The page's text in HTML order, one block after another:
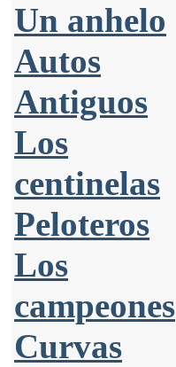
Un anhelo
Autos
Antiguos
Los
centinelas
Peloteros
Los
campeones
Curvas